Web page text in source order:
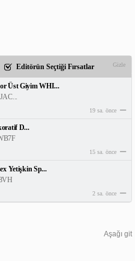
Editörün Seçtiği Fırsatlar Gizle
Üst Giyim WHI...
19 sa. önce
D...
15 sa. önce
Yetişkin Sp...
2 sa. önce
Aşağı git